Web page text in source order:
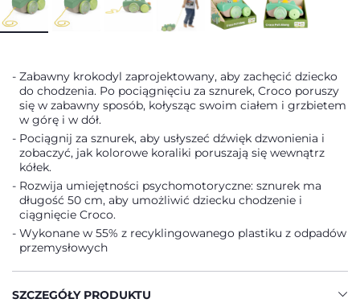
Zabawny krokodyl zaprojektowany, aby zachęcić dziecko
do chodzenia. Po pociągnięciu za sznurek, Croco poruszy
się w zabawny sposób, kołysząc swoim ciałem i grzbietem
w górę i w dół.
Pociągnij za sznurek, aby usłyszeć dźwięk dzwonienia i
zobaczyć, jak kolorowe koraliki poruszają się wewnątrz
kółek.
Rozwija umiejętności psychomotoryczne: sznurek ma
długość 50 cm, aby umożliwić dziecku chodzenie i
ciągnięcie Croco.
Wykonane w 55% z recyklingowanego plastiku z odpadów
przemysłowych
SZCZEGÓŁY PRODUKTU